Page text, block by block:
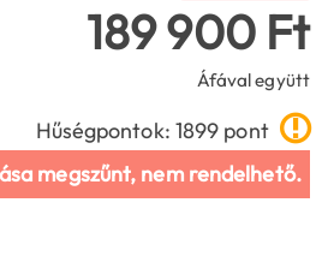
189 900 Ft
Áfával együtt
Hűségpontok: 1899 pont
megszűnt, nem rendelhető.